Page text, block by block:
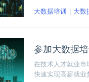
大数据培训 大数
参加大数据
在技术人才就业市
快速实现高薪就业